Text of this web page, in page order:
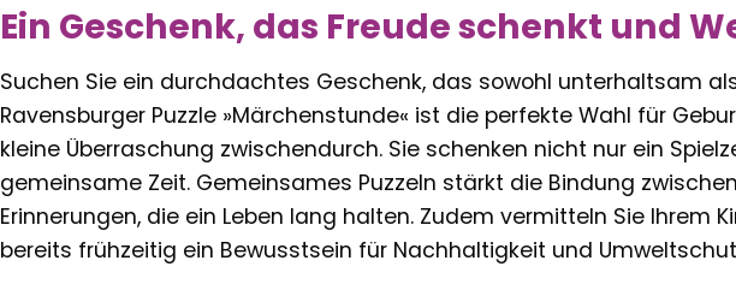
Ein Geschenk, das Freude schenkt und
Suchen Sie ein durchdachtes Geschenk, das sowohl unterhaltsam
Ravensburger Puzzle »Märchenstunde« ist die perfekte Wahl für
kleine Überraschung zwischendurch. Sie schenken nicht nur ein
gemeinsame Zeit. Gemeinsames Puzzeln stärkt die Bindung
Erinnerungen, die ein Leben lang halten. Zudem vermitteln Sie Ihrem
bereits frühzeitig ein Bewusstsein für Nachhaltigkeit und